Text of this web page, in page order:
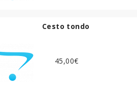
Cesto tondo
45,00€